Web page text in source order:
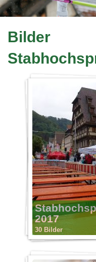
Bilder
2017
30 Bilder